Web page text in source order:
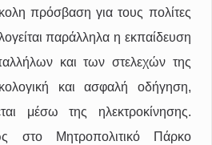
πρόσβαση για τους πολίτες
παράλληλα η εκπαίδευση
και των στελεχών της
και ασφαλή οδήγηση,
μέσω της ηλεκτροκίνησης.
στο Μητροπολιτικό Πάρκο